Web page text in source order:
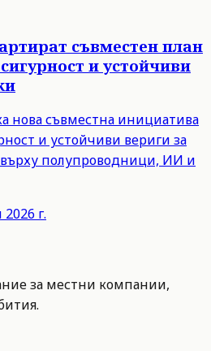
съвместен план
и устойчиви
нова съвместна инициатива
и устойчиви вериги за
върху полупроводници, ИИ и
г.
за местни компании,